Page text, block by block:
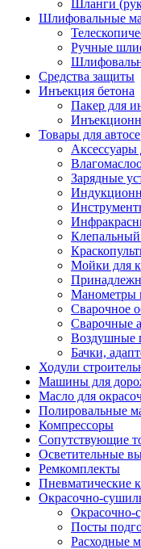
Шланги
Шлифовальные
Ручные
Средства защиты
Инъекция бетона
Пакер для
Товары для
Аксессуары
Зарядные
Мойки для
Манометры
Сварочное
Сварочные
Воздушные
Бачки,
Ходули
Машины для
Масло для
Полировальные
Компрессоры
Сопутствующие
Осветительные
Ремкомплекты
Пневматические
Окрасочно-
Окрасочно-
Посты
Расходные